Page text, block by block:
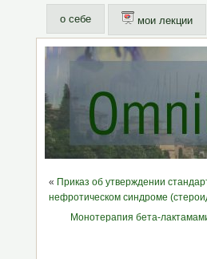
о себе мои лекции
« Приказ об утверждении
нефротическом синдроме
Монотерапия бета-